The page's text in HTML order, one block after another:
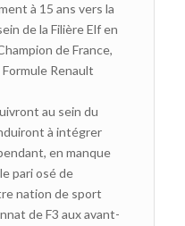
à 15 ans vers la
de la Filière Elf en
de France,
Renault
au sein du
à intégrer
en manque
pari osé de
nation de sport
de F3 aux avant-